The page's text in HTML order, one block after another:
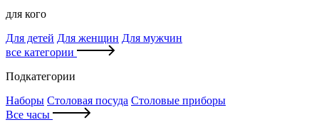
для кого
Для детей Для женщин Для мужчин
все категории
Подкатегории
Наборы Столовая посуда Столовые приборы
Все часы